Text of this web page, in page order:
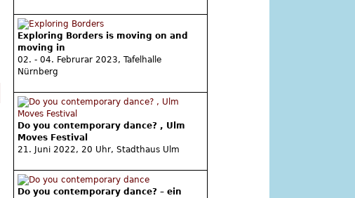
Exploring Borders is moving on and
moving in
02. - 04. Februrar 2023, Tafelhalle
Nürnberg
Do you contemporary dance? , Ulm
Moves Festival
21. Juni 2022, 20 Uhr, Stadthaus Ulm
Do you contemporary dance? – ein